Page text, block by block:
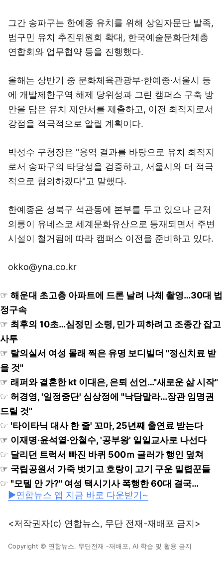
그간 송파구는 한예종 유치를 위해 상임자문단 발족,
범구민 유치 추진위원회 확대, 한국예술문화단체총
연합회와 업무협약 등을 진행했다.
올해는 상반기 중 문화체육관광부·한예종·서울시 등
에 개발제한구역 해제 당위성과 그린 캠퍼스 구축 방
안을 담은 유치 제안서를 제출하고, 이전 최적지로서
강점을 적극적으로 알릴 계획이다.
박성수 구청장은 "용역 결과를 바탕으로 유치 최적지
로서 송파구의 타당성을 검증하고, 서울시와 더 적극
적으로 협의하겠다"고 말했다.
한예종은 성북구 석관동에 본부를 두고 있으나 근처
의릉이 유네스코 세계문화유산으로 등재되면서 주변
시설이 철거됨에 따라 캠퍼스 이전을 준비하고 있다.
okko@yna.co.kr
☞ 해운대 초고층 아파트에 드론 날려 나체 촬영…30대 법
정구속
☞ 최후의 10초…심정민 소령, 민가 피하려고 조종간 잡고
사투
☞ 탈의실서 여성 몰래 찍은 유명 보디빌더 "정신치료 받
을 것"
☞ 래퍼와 결혼한 kt 이대은, 은퇴 선언…"새로운 삶 시작"
☞ 허경영, '일정중단' 심상정에 "낙담말라…장관 임명권
드릴 것"
☞ '타이타닉 대사 한 줄' 꼬마, 25년째 출연료 받는다
☞ 이재명·윤석열·안철수, '공부왕' 일일교사로 나선다
☞ 달리던 트럭서 빠진 바퀴 500ｍ 굴러가 행인 덮쳐
☞ 국립공원서 가죽 벗기고 호랑이 고기 구운 밀렵꾼들
☞ "모텔 안 가?" 여성 택시기사 폭행한 60대 결국…
▶연합뉴스 앱 지금 바로 다운받기~
<저작권자(c) 연합뉴스, 무단 전재-재배포 금지>
Copyright © 연합뉴스. 무단전재 -재배포, AI 학습 및 활용 금지